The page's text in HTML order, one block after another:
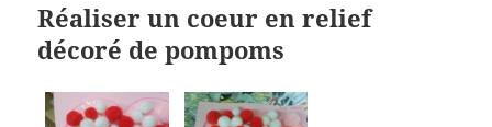
Réaliser un coeur en relief
décoré de pompoms